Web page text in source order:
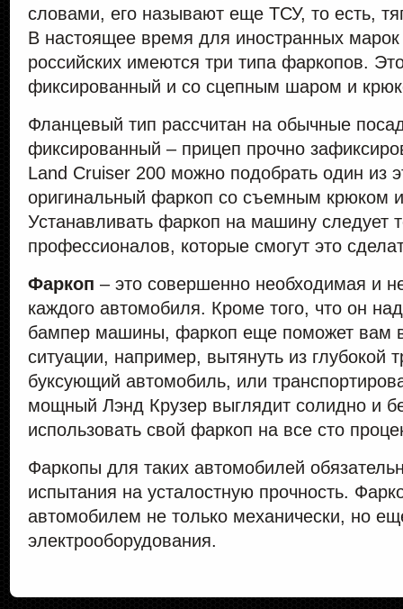
словами, его называют еще ТСУ, то есть,
В настоящее время для иностранных
российских имеются три типа фаркопов.
фиксированный и со сцепным шаром и
Фланцевый тип рассчитан на обычные
фиксированный – прицеп прочно
Land Cruiser 200 можно подобрать один из
оригинальный фаркоп со съемным крюком
Устанавливать фаркоп на машину следует
профессионалов, которые смогут это
Фаркоп – это совершенно необходимая и
каждого автомобиля. Кроме того, что он
бампер машины, фаркоп еще поможет вам
ситуации, например, вытянуть из глубокой
буксующий автомобиль, или
мощный Лэнд Крузер выглядит солидно и
использовать свой фаркоп на все сто
Фаркопы для таких автомобилей
испытания на усталостную прочность.
автомобилем не только механически, но
электрооборудования.